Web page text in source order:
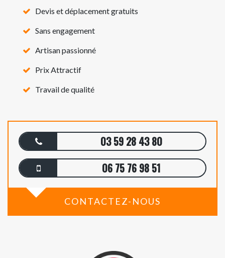
Devis et déplacement gratuits
Sans engagement
Artisan passionné
Prix Attractif
Travail de qualité
03 59 28 43 80
06 75 76 98 51
CONTACTEZ-NOUS